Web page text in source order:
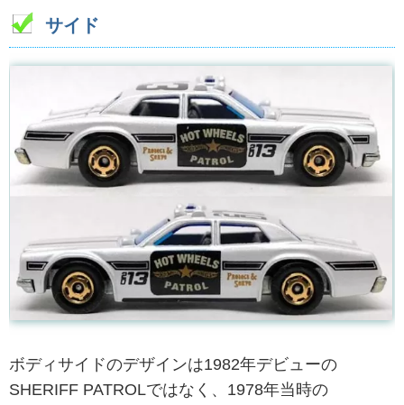
サイド
ボディサイドのデザインは1982年デビューの
SHERIFF PATROLではなく、1978年当時の